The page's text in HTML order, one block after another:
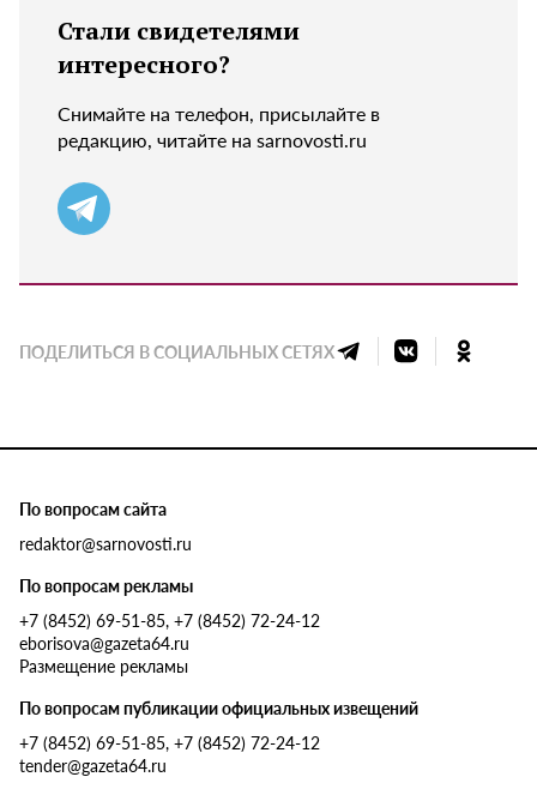
Стали свидетелями
интересного?
Снимайте на телефон, присылайте в
редакцию, читайте на sarnovosti.ru
ПОДЕЛИТЬСЯ В СОЦИАЛЬНЫХ СЕТЯХ
По вопросам сайта
redaktor@sarnovosti.ru
По вопросам рекламы
+7 (8452) 69-51-85, +7 (8452) 72-24-12
eborisova@gazeta64.ru
Размещение рекламы
По вопросам публикации официальных извещений
+7 (8452) 69-51-85, +7 (8452) 72-24-12
tender@gazeta64.ru